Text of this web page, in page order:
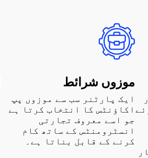
موزوں شرائط
ایک پارٹنر سب سے موزوں پپ
اکاؤنٹس کا انتخاب کرتا ہے
جو اسے معروف تجارتی
انسٹرومنٹس کے ساتھ کام
کرنے کے قابل بناتا ہے۔